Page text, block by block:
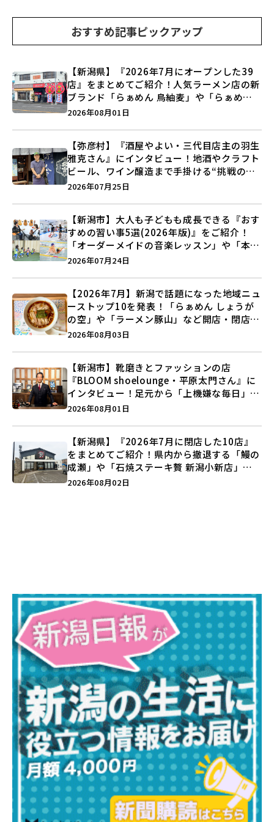
おすすめ記事ピックアップ
【新潟県】『2026年7月にオープンした39
店』をまとめてご紹介！人気ラーメン店の新
ブランド「らぁめん 鳥紬麦」や「らぁめん
しょうがの空」など盛りだくさん♪
2026年08月01日
【弥彦村】『酒屋やよい・三代目店主の羽生
雅克さん』にインタビュー！地酒やクラフト
ビール、ワイン醸造まで手掛ける“挑戦の歴
史”に迫る♪
2026年07月25日
【新潟市】大人も子どもも成長できる『おす
すめの習い事5選(2026年版)』をご紹介！
「オーダーメイドの音楽レッスン」や「本格
キックボクシング」で新しい自分を見つけよ
2026年07月24日
【2026年7月】新潟で話題になった地域ニュ
ーストップ10を発表！「らぁめん しょうが
の空」や「ラーメン豚山」など開店・閉店の
注目記事をランキングでご紹介♪
2026年08月03日
【新潟市】靴磨きとファッションの店
『BLOOM shoelounge・平原太門さん』に
インタビュー！足元から「上機嫌な毎日」を
つくる装いの提案とは？
2026年08月01日
【新潟県】『2026年7月に閉店した10店』
をまとめてご紹介！県内から撤退する「鰻の
成瀬」や「石焼ステーキ贅 新潟小新店」が
営業に幕…。
2026年08月02日